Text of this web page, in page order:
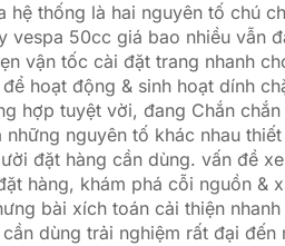
thống là hai nguyên tố chú
vespa 50cc giá bao nhiều vẫn
vận tốc cài đặt trang nhanh
hoạt động & sinh hoạt dính
hợp tuyệt vời, đang Chắn
nguyên tố khác nhau
đặt hàng cần dùng. vấn đề
hàng, khám phá cỗi nguồn &
bài xích toán cải thiện
dùng trải nghiệm rất đại đến